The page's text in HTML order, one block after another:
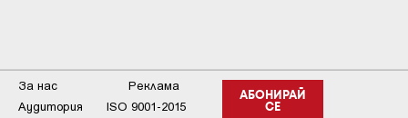
АБОНИРАЙ
СЕ
За нас
Реклама
Аудитория
ISO 9001-2015